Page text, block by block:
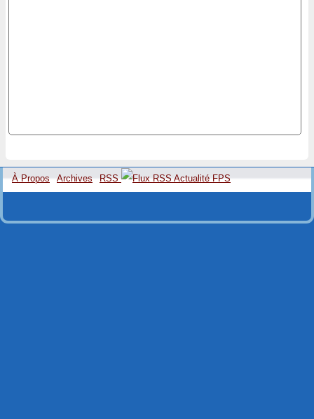
À Propos Archives RSS